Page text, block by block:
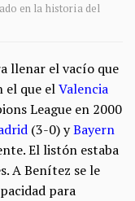
en la historia del
llenar el vacío que
el que elValencia
League en 2000
(3-0) yBayern
El listón estaba
A Benítez se le
para